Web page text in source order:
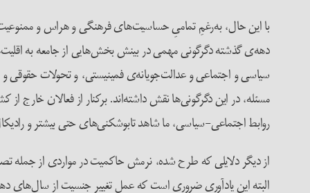
با این حال، به‌رغمِ تمامیِ حساسیت‌های فرهنگی و هراس و
دهه‌ی گذشته دگرگونی مهمی در بینش بخش‌هایی از جامعه به
سیاسی و اجتماعی و عدالت‌جویانه‌ی فمینیستی، و تحولات حقوقی
مسئله، در این دگرگونی‌ها نقش داشته‌اند. برکنار از فعالان خارج
روابط اجتماعی-سیاسی، ما شاهد تابوشکنی‌های حتی بیشتر و
از دیگر دلایلی که طرح شده، نرمش حاکمیت در مواردی از جمله